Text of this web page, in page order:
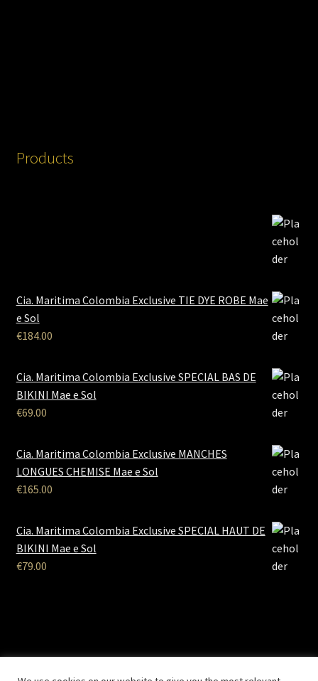
Products
Cia. Maritima Colombia Exclusive TIE DYE ROBE Mae
e Sol
€184.00
Cia. Maritima Colombia Exclusive SPECIAL BAS DE
BIKINI Mae e Sol
€69.00
Cia. Maritima Colombia Exclusive MANCHES
LONGUES CHEMISE Mae e Sol
€165.00
Cia. Maritima Colombia Exclusive SPECIAL HAUT DE
BIKINI Mae e Sol
€79.00